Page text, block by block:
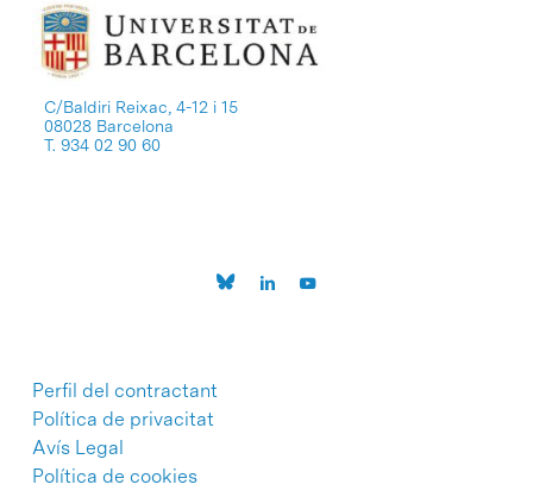
C/Baldiri Reixac, 4-12 i 15
08028 Barcelona
T. 934 02 90 60
Perfil del contractant
Política de privacitat
Avís Legal
Política de cookies